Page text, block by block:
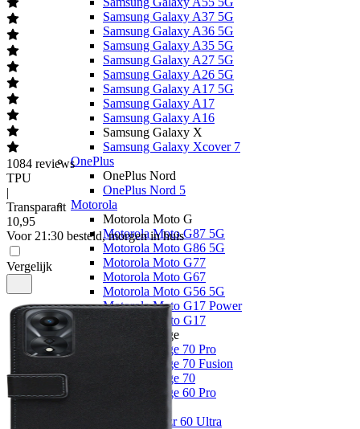
Samsung Galaxy A37 5G
Samsung Galaxy A36 5G
Samsung Galaxy A35 5G
Samsung Galaxy A27 5G
Samsung Galaxy A26 5G
Samsung Galaxy A17 5G
Samsung Galaxy A17
Samsung Galaxy A16
Samsung Galaxy X
Samsung Galaxy Xcover 7
OnePlus
OnePlus Nord
OnePlus Nord 5
Motorola
Motorola Moto G
Motorola Moto G87 5G
Motorola Moto G86 5G
Motorola Moto G77
Motorola Moto G67
Motorola Moto G56 5G
Motorola Moto G17 Power
Motorola Moto G17
Motorola Edge
Motorola Edge 70 Pro
Motorola Edge 70 Fusion
Motorola Edge 70
Motorola Edge 60 Pro
Motorola Razr 60 Ultra
1084 reviews
TPU
|
Transparant
10,95
Voor 21:30 besteld, morgen in huis
Vergelijk